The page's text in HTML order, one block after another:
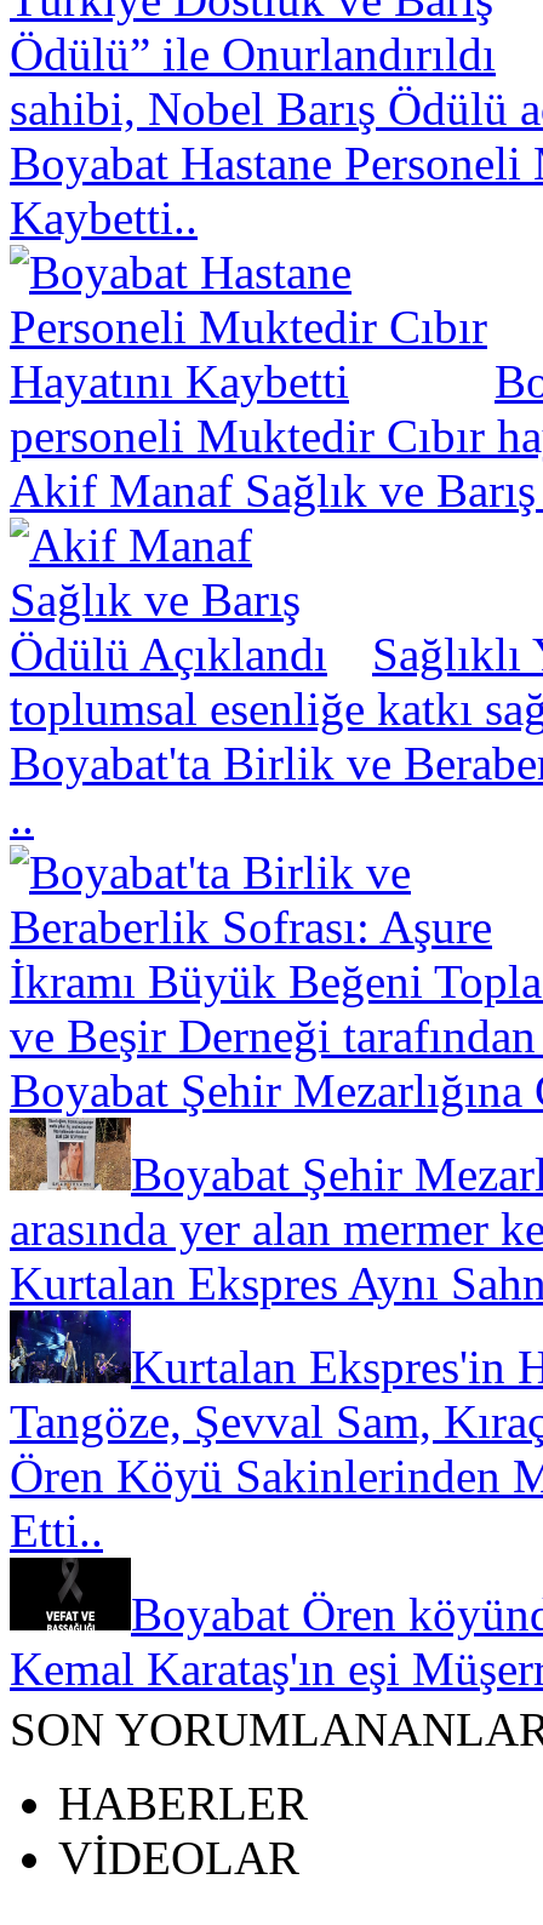
sahibi, Nobel Barış Ödülü
Boyabat Hastane Personeli
Kaybetti..
personeli Muktedir Cıbır
Akif Manaf Sağlık ve
toplumsal esenliğe katkı
Boyabat'ta Birlik ve
..
ve Beşir Derneği
Boyabat Şehir Mezarlığına
Boyabat Şehir
arasında yer alan mermer
Kurtalan Ekspres Aynı
Kurtalan Ekspres'in
Tangöze, Şevval Sam,
Ören Köyü Sakinlerinden
Etti..
Boyabat Ören
Kemal Karataş'ın eşi
SON
HABERLER
VİDEOLAR